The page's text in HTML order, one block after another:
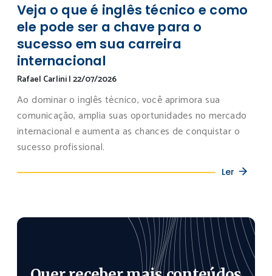
Veja o que é inglês técnico e como
ele pode ser a chave para o
sucesso em sua carreira
internacional
Rafael Carlini|22/07/2026
Ao dominar o inglês técnico, você aprimora sua
comunicação, amplia suas oportunidades no mercado
internacional e aumenta as chances de conquistar o
sucesso profissional.
Ler